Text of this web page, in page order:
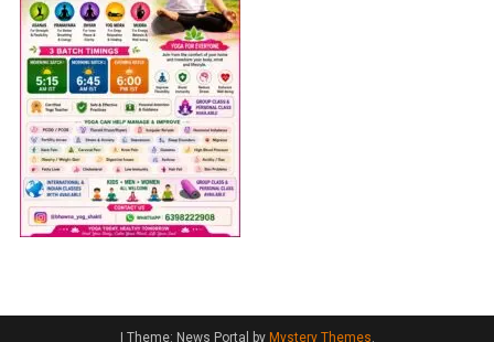
| Theme: News Portal by Mystery Themes